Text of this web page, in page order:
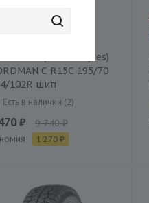
Ikon (Nokian Tyres)
C R15C 195/70
102R шип
Есть в наличии (2)
₽ 9 740 ₽
1 270 ₽